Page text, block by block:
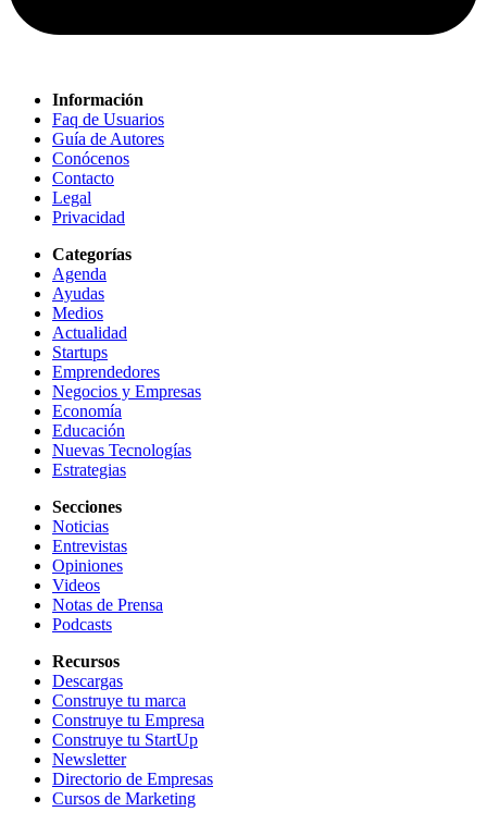
Información
Faq de Usuarios
Guía de Autores
Conócenos
Contacto
Legal
Privacidad
Categorías
Agenda
Ayudas
Medios
Actualidad
Startups
Emprendedores
Negocios y Empresas
Economía
Educación
Nuevas Tecnologías
Estrategias
Secciones
Noticias
Entrevistas
Opiniones
Videos
Notas de Prensa
Podcasts
Recursos
Descargas
Construye tu marca
Construye tu Empresa
Construye tu StartUp
Newsletter
Directorio de Empresas
Cursos de Marketing